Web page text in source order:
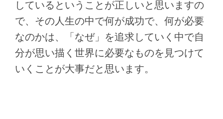
しているということが正しいと思いますの
で、その人生の中で何が成功で、何が必要
なのかは、「なぜ」を追求していく中で自
分が思い描く世界に必要なものを見つけて
いくことが大事だと思います。